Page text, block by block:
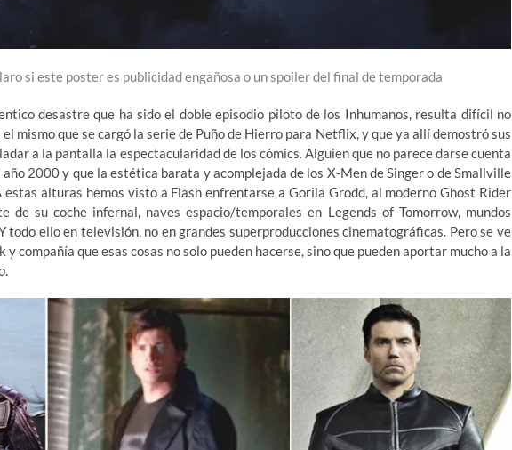
si este poster es publicidad engañosa o un spoiler del final de temporada
desastre que ha sido el doble episodio piloto de los Inhumanos, resulta difícil no
mismo que se cargó la serie de Puño de Hierro para Netflix, y que ya allí demostró sus
a la pantalla la espectacularidad de los cómics. Alguien que no parece darse cuenta
año 2000 y que la estética barata y acomplejada de los X-Men de Singer o de Smallville
estas alturas hemos visto a Flash enfrentarse a Gorila Grodd, al moderno Ghost Rider
de su coche infernal, naves espacio/temporales en Legends of Tomorrow, mundos
todo ello en televisión, no en grandes superproducciones cinematográficas. Pero se ve
y compañía que esas cosas no solo pueden hacerse, sino que pueden aportar mucho a la